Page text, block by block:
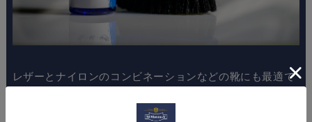
レザーとナイロンのコンビネーションなどの靴にも最適で